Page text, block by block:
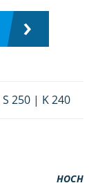
S 250 | K 240
HOCH